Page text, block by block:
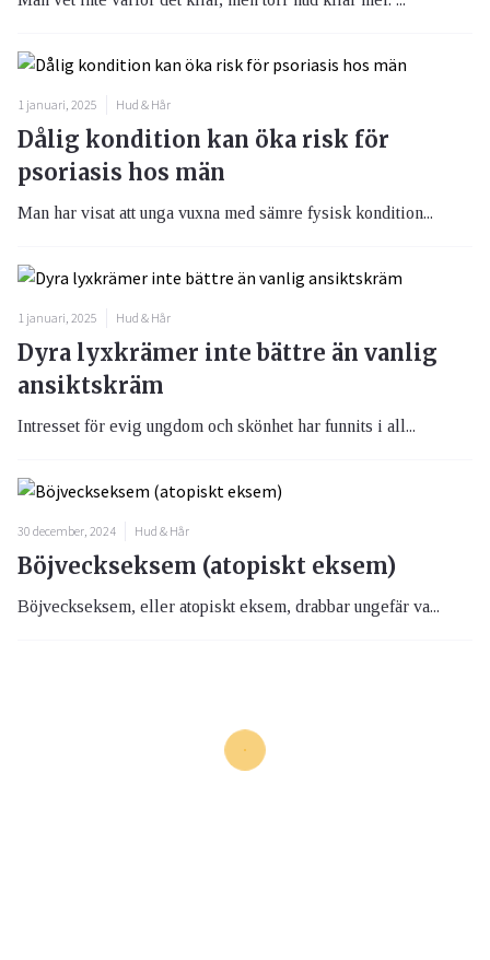
1 januari, 2025 Hud & Hår
Dålig kondition kan öka risk för
psoriasis hos män
Man har visat att unga vuxna med sämre fysisk kondition...
1 januari, 2025 Hud & Hår
Dyra lyxkrämer inte bättre än vanlig
ansiktskräm
Intresset för evig ungdom och skönhet har funnits i all...
30 december, 2024 Hud & Hår
Böjveckseksem (atopiskt eksem)
Böjveckseksem, eller atopiskt eksem, drabbar ungefär va...